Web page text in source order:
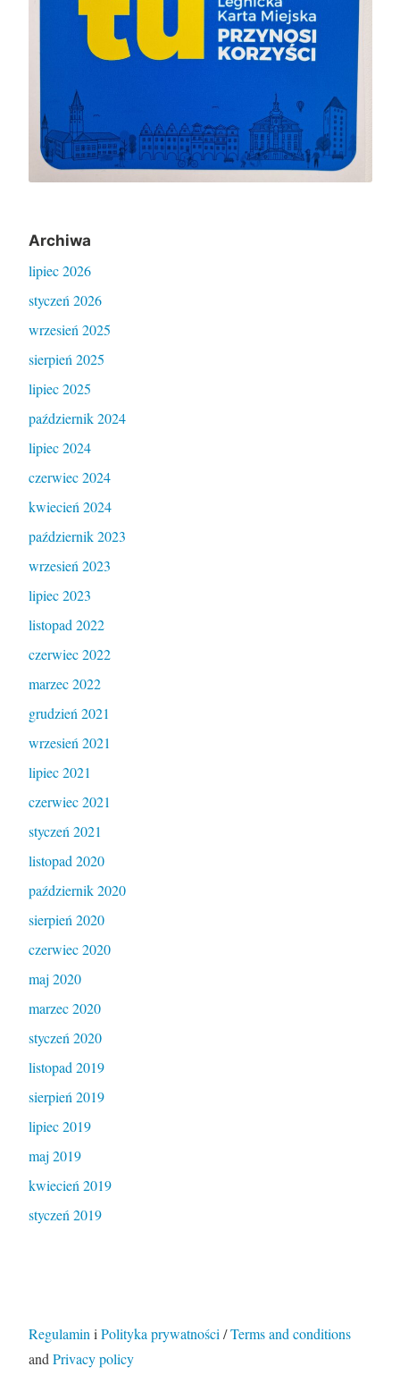
Archiwa
lipiec 2026
styczeń 2026
wrzesień 2025
sierpień 2025
lipiec 2025
październik 2024
lipiec 2024
czerwiec 2024
kwiecień 2024
październik 2023
wrzesień 2023
lipiec 2023
listopad 2022
czerwiec 2022
marzec 2022
grudzień 2021
wrzesień 2021
lipiec 2021
czerwiec 2021
styczeń 2021
listopad 2020
październik 2020
sierpień 2020
czerwiec 2020
maj 2020
marzec 2020
styczeń 2020
listopad 2019
sierpień 2019
lipiec 2019
maj 2019
kwiecień 2019
styczeń 2019
Regulamin i Polityka prywatności /Terms and conditions
and Privacy policy